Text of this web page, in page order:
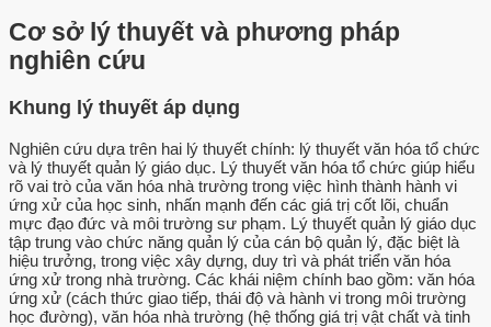
Cơ sở lý thuyết và phương pháp
nghiên cứu
Khung lý thuyết áp dụng
Nghiên cứu dựa trên hai lý thuyết chính: lý thuyết văn hóa tổ chức
và lý thuyết quản lý giáo dục. Lý thuyết văn hóa tổ chức giúp hiểu
rõ vai trò của văn hóa nhà trường trong việc hình thành hành vi
ứng xử của học sinh, nhấn mạnh đến các giá trị cốt lõi, chuẩn
mực đạo đức và môi trường sư phạm. Lý thuyết quản lý giáo dục
tập trung vào chức năng quản lý của cán bộ quản lý, đặc biệt là
hiệu trưởng, trong việc xây dựng, duy trì và phát triển văn hóa
ứng xử trong nhà trường. Các khái niệm chính bao gồm: văn hóa
ứng xử (cách thức giao tiếp, thái độ và hành vi trong môi trường
học đường), văn hóa nhà trường (hệ thống giá trị vật chất và tinh